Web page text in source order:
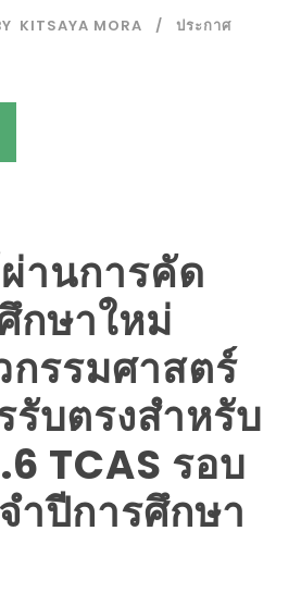
KITSAYA MORA ประกาศ
านการคัด
กษาใหม่
รรมศาสตร์
รับตรงสำหรับ
TCAS รอบ
ำปีการศึกษา